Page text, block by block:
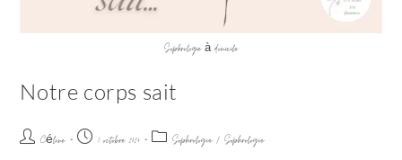
Sophrologie à domicile
Notre corps sait
Céline 1 octobre 2024 Sophrologie / Sophrologie